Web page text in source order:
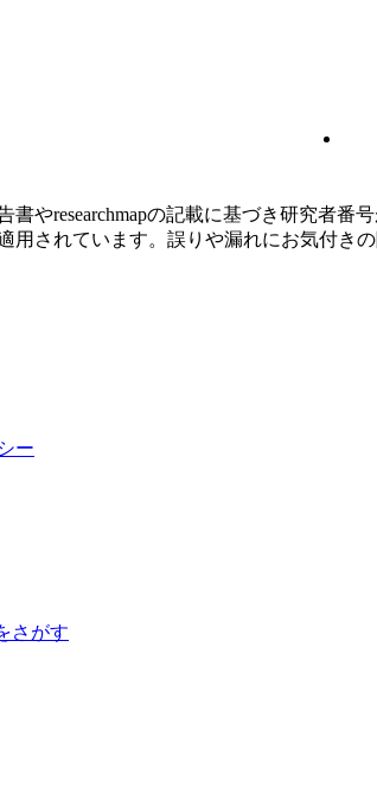
やresearchmapの記載に基づき研究者番
用されています。誤りや漏れにお気付き
ー
さがす